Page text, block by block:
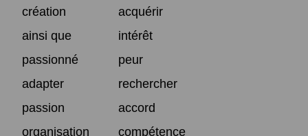
création
acquérir
ainsi que
intérêt
passionné
peur
adapter
rechercher
passion
accord
organisation
compétence